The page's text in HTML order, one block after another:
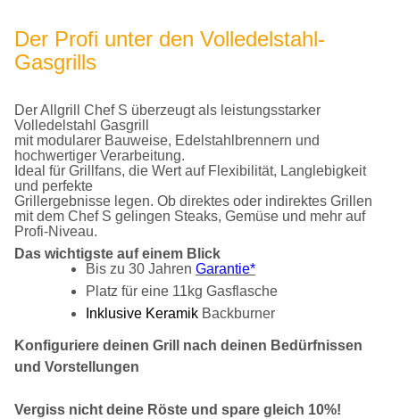
Der Profi unter den Volledelstahl-
Gasgrills
Der Allgrill Chef S überzeugt als leistungsstarker
Volledelstahl Gasgrill
mit modularer Bauweise, Edelstahlbrennern und
hochwertiger Verarbeitung.
Ideal für Grillfans, die Wert auf Flexibilität, Langlebigkeit
und perfekte
Grillergebnisse legen. Ob direktes oder indirektes Grillen
mit dem Chef S gelingen Steaks, Gemüse und mehr auf
Profi-Niveau.
Das wichtigste auf einem Blick
Bis zu 30 Jahren Garantie*
Platz für eine 11kg Gasflasche
Inklusive Keramik Backburner
Konfiguriere deinen Grill nach deinen Bedürfnissen
und Vorstellungen
Vergiss nicht deine Röste und spare gleich 10%!